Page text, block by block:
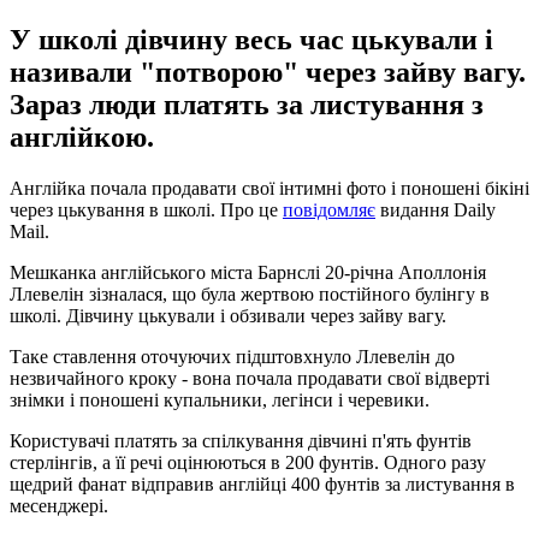
У школі дівчину весь час цькували і
називали "потворою" через зайву вагу.
Зараз люди платять за листування з
англійкою.
Англійка почала продавати свої інтимні фото і поношені бікіні
через цькування в школі. Про це повідомляє видання Daily
Mail.
Мешканка англійського міста Барнслі 20-річна Аполлонія
Ллевелін зізналася, що була жертвою постійного булінгу в
школі. Дівчину цькували і обзивали через зайву вагу.
Таке ставлення оточуючих підштовхнуло Ллевелін до
незвичайного кроку - вона почала продавати свої відверті
знімки і поношені купальники, легінси і черевики.
Користувачі платять за спілкування дівчині п'ять фунтів
стерлінгів, а її речі оцінюються в 200 фунтів. Одного разу
щедрий фанат відправив англійці 400 фунтів за листування в
месенджері.